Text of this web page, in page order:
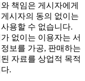
책임은 게시자에게
시자의 동의 없이는
용할 수 없습니다.
없이는 이용자는 서
보를 가공, 판매하는
자료를 상업적 목적
.